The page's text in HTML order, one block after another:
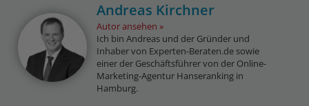
Andreas Kirchner
Autor ansehen
Ich bin Andreas und der Gründer und
Inhaber von Experten-Beraten.de sowie
einer der Geschäftsführer von der Online-
Marketing-Agentur Hanseranking in
Hamburg.